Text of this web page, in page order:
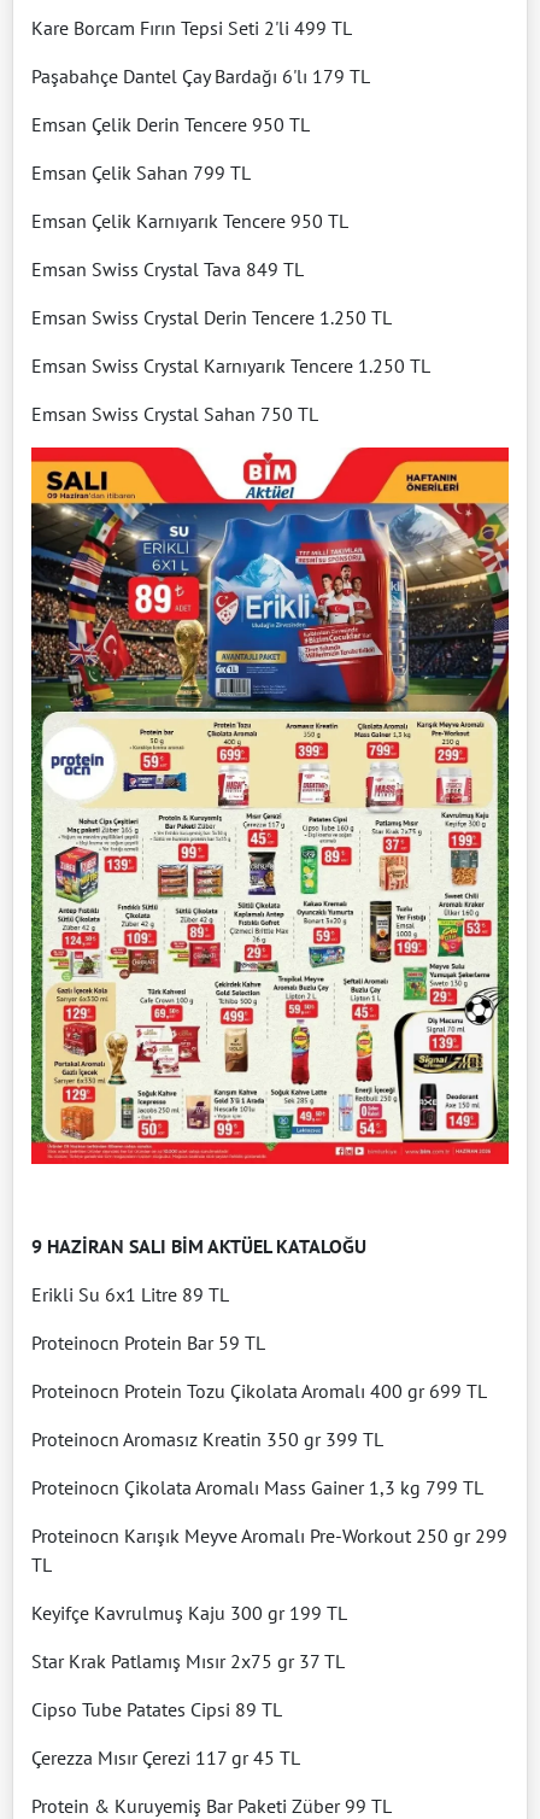
Kare Borcam Fırın Tepsi Seti 2'li 499 TL
Paşabahçe Dantel Çay Bardağı 6'lı 179 TL
Emsan Çelik Derin Tencere 950 TL
Emsan Çelik Sahan 799 TL
Emsan Çelik Karnıyarık Tencere 950 TL
Emsan Swiss Crystal Tava 849 TL
Emsan Swiss Crystal Derin Tencere 1.250 TL
Emsan Swiss Crystal Karnıyarık Tencere 1.250 TL
Emsan Swiss Crystal Sahan 750 TL
9 HAZİRAN SALI BİM AKTÜEL KATALOĞU
Erikli Su 6x1 Litre 89 TL
Proteinocn Protein Bar 59 TL
Proteinocn Protein Tozu Çikolata Aromalı 400 gr 699 TL
Proteinocn Aromasız Kreatin 350 gr 399 TL
Proteinocn Çikolata Aromalı Mass Gainer 1,3 kg 799 TL
Proteinocn Karışık Meyve Aromalı Pre-Workout 250 gr 299
TL
Keyifçe Kavrulmuş Kaju 300 gr 199 TL
Star Krak Patlamış Mısır 2x75 gr 37 TL
Cipso Tube Patates Cipsi 89 TL
Çerezza Mısır Çerezi 117 gr 45 TL
Protein & Kuruyemiş Bar Paketi Züber 99 TL